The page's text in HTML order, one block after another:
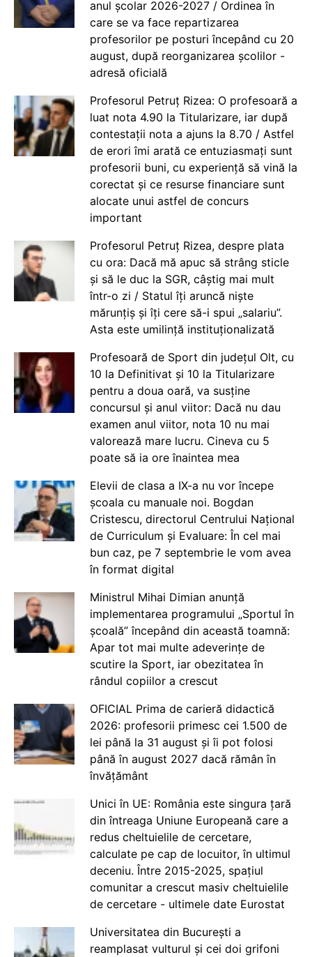
anul școlar 2026-2027 / Ordinea în
care se va face repartizarea
profesorilor pe posturi începând cu 20
august, după reorganizarea școlilor -
adresă oficială
Profesorul Petruț Rizea: O profesoară a
luat nota 4.90 la Titularizare, iar după
contestații nota a ajuns la 8.70 / Astfel
de erori îmi arată ce entuziasmați sunt
profesorii buni, cu experiență să vină la
corectat și ce resurse financiare sunt
alocate unui astfel de concurs
important
Profesorul Petruț Rizea, despre plata
cu ora: Dacă mă apuc să strâng sticle
și să le duc la SGR, câștig mai mult
într-o zi / Statul îți aruncă niște
mărunțiș și îți cere să-i spui „salariu”.
Asta este umilință instituționalizată
Profesoară de Sport din județul Olt, cu
10 la Definitivat și 10 la Titularizare
pentru a doua oară, va susține
concursul și anul viitor: Dacă nu dau
examen anul viitor, nota 10 nu mai
valorează mare lucru. Cineva cu 5
poate să ia ore înaintea mea
Elevii de clasa a IX-a nu vor începe
școala cu manuale noi. Bogdan
Cristescu, directorul Centrului Național
de Curriculum și Evaluare: În cel mai
bun caz, pe 7 septembrie le vom avea
în format digital
Ministrul Mihai Dimian anunță
implementarea programului „Sportul în
școală” începând din această toamnă:
Apar tot mai multe adeverințe de
scutire la Sport, iar obezitatea în
rândul copiilor a crescut
OFICIAL Prima de carieră didactică
2026: profesorii primesc cei 1.500 de
lei până la 31 august și îi pot folosi
până în august 2027 dacă rămân în
învățământ
Unici în UE: România este singura țară
din întreaga Uniune Europeană care a
redus cheltuielile de cercetare,
calculate pe cap de locuitor, în ultimul
deceniu. Între 2015-2025, spațiul
comunitar a crescut masiv cheltuielile
de cercetare - ultimele date Eurostat
Universitatea din București a
reamplasat vulturul și cei doi grifoni